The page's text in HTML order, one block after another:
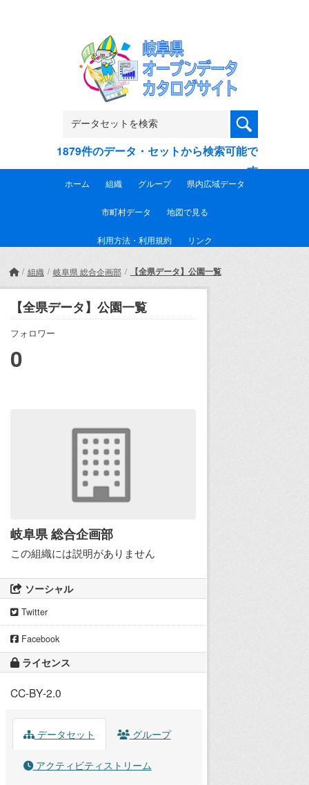
1879件のデータ・セットから検索可能で
す
ホーム 組織 グループ 県内広域データ
市町村データ 地図で見る
利用方法・利用規約 リンク
組織 岐阜県 総合企画部 【全県データ】公園一覧
【全県データ】公園一覧
フォロワー
0
岐阜県 総合企画部
この組織には説明がありません
ソーシャル
Twitter
Facebook
ライセンス
CC-BY-2.0
データセット グループ
アクティビティストリーム